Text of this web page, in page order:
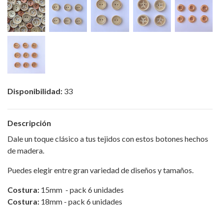
Disponibilidad: 33
Descripción
Dale un toque clásico a tus tejidos con estos botones hechos
de madera.
Puedes elegir entre gran variedad de diseños y tamaños.
Costura: 15mm - pack 6 unidades
Costura: 18mm - pack 6 unidades